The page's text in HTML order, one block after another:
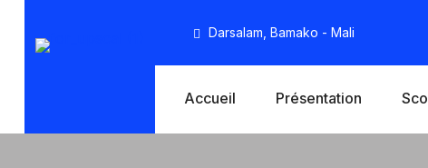
Darsalam, Bamako - Mali
Accueil Présentation